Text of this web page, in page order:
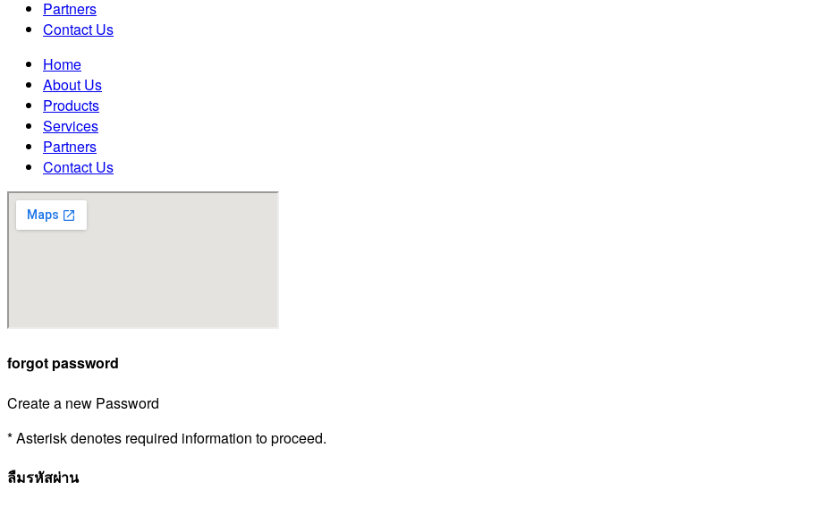
Partners
Contact Us
Home
About Us
Products
Services
Partners
Contact Us
forgot password
Create a new Password
* Asterisk denotes required information to proceed.
ลืมรหัสผ่าน